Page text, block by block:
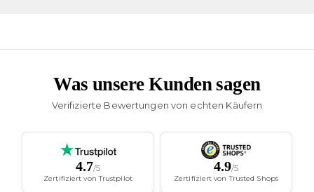
Was unsere Kunden sagen
Verifizierte Bewertungen von echten Käufern